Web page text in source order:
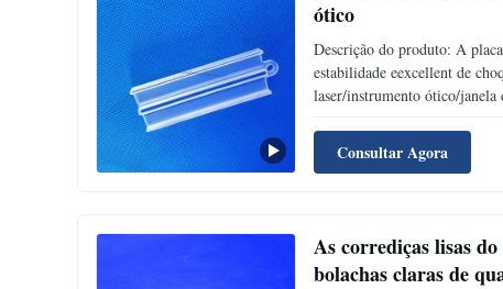
ótico
Descrição do produto: A
estabilidade eexcellent de
laser/instrumento ótico/
Consultar Agora
As corrediças lisas
bolachas claras de